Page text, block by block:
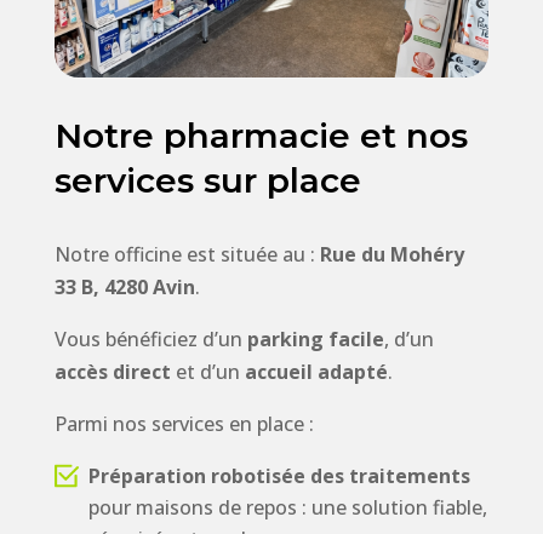
Notre pharmacie et nos
services sur place
Notre officine est située au : Rue du Mohéry
33 B, 4280 Avin.
Vous bénéficiez d’un parking facile, d’un
accès direct et d’un accueil adapté.
Parmi nos services en place :
Préparation robotisée des traitements
pour maisons de repos : une solution fiable,